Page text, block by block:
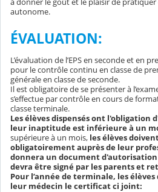
autonome.
ÉVALUATION:
L’évaluation de l’EPS en seconde et en
pour le contrôle continu en classe de
générale en classe de seconde.
Il est obligatoire de se présenter à
s’effectue par contrôle en cours de
classe terminale.
Les élèves dispensés ont l'obligation
leur inaptitude est inférieure à un
supérieure à un mois, les élèves
obligatoirement auprès de leur
donnera un document
devra être signé par les parents et
Pour l’année de terminale, les
leur médecin le certificat ci joint: